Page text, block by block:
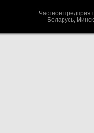
Частное
Беларусь,